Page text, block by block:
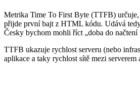
Metrika Time To First Byte (TTFB)
přijde první bajt z HTML kódu. Udává
Česky bychom mohli říct „doba do načtení
TTFB ukazuje rychlost serveru (nebo
aplikace a taky rychlost sítě mezi serverem